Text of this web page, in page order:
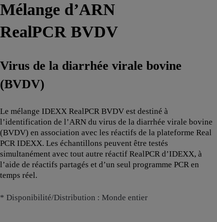
Mélange d’ARN
RealPCR BVDV
Virus de la diarrhée virale bovine
(BVDV)
Le mélange IDEXX RealPCR BVDV est destiné à
l’identification de l’ARN du virus de la diarrhée virale bovine
(BVDV) en association avec les réactifs de la plateforme Real
PCR IDEXX. Les échantillons peuvent être testés
simultanément avec tout autre réactif RealPCR d’IDEXX, à
l’aide de réactifs partagés et d’un seul programme PCR en
temps réel.
* Disponibilité/Distribution : Monde entier